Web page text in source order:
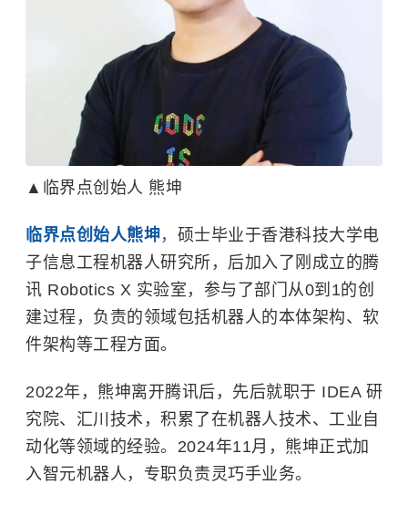
▲临界点创始人 熊坤
临界点创始人熊坤， 硕士毕业于香港科技大学电
子信息工程机器人研究所，后加入了刚成立的腾
讯 Robotics X 实验室，参与了部门从0到1的创
建过程，负责的领域包括机器人的本体架构、软
件架构等工程方面。
2022年，熊坤离开腾讯后，先后就职于 IDEA 研
究院、汇川技术，积累了在机器人技术、工业自
动化等领域的经验。2024年11月，熊坤正式加
入智元机器人，专职负责灵巧手业务。